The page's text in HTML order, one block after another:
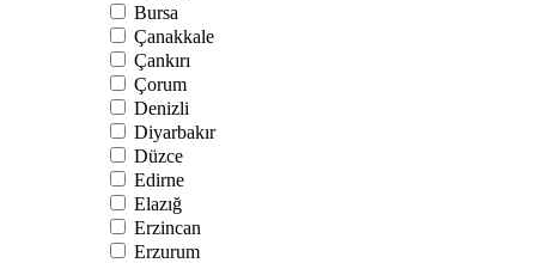
Bursa
Çanakkale
Çankırı
Çorum
Denizli
Diyarbakır
Düzce
Edirne
Elazığ
Erzincan
Erzurum